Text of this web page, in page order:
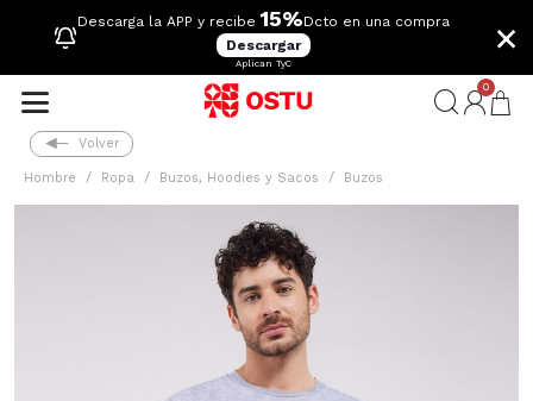
Descarga la APP y recibe 15%Dcto en una compra
Descargar
Aplican TyC
×
0
Volver
Hombre Ropa Buzos, Hoodies y Sacos Buzos